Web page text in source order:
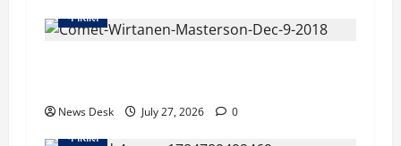
नैनीताल
News Desk July 27, 2026
0
नैनीताल